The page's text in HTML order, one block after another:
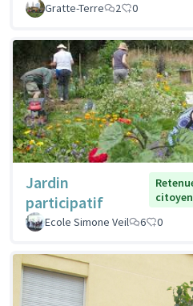
Gratte-Terre 2 0
Jardin
participatif
Ecole Simone Veil
6 0